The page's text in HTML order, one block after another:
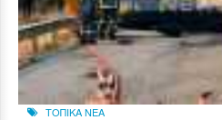
ΤΟΠΙΚΑ ΝΕΑ